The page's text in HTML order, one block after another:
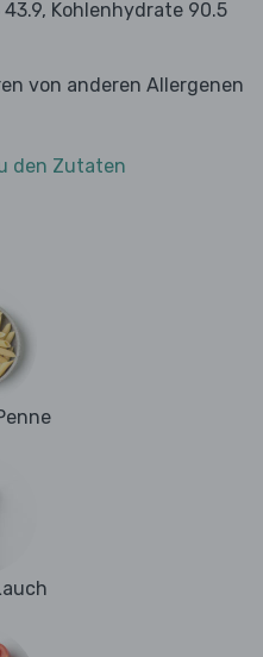
43.9, Kohlenhydrate 90.5
von anderen Allergenen
den Zutaten